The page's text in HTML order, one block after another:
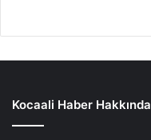
Kocaali Haber Hakkında